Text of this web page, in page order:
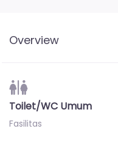
Overview
Toilet/WC Umum
Fasilitas